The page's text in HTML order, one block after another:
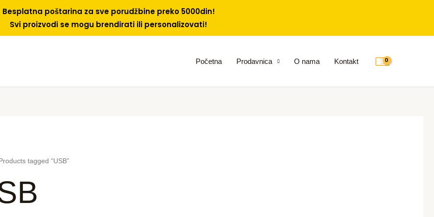
Besplatna poštarina za sve porudžbine preko 5000din!
Svi proizvodi se mogu brendirati ili personalizovati!
Početna Prodavnica O nama Kontakt
tagged “USB”